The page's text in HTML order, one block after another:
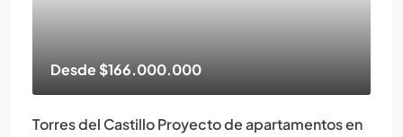
Desde$166.000.000
Torres del Castillo Proyecto de apartamentos en